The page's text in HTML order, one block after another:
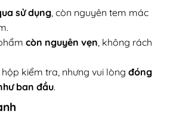
sử dụng, còn nguyên tem mác
còn nguyên vẹn , không rách
kiểm tra, nhưng vui lòng đóng
ban đầu.